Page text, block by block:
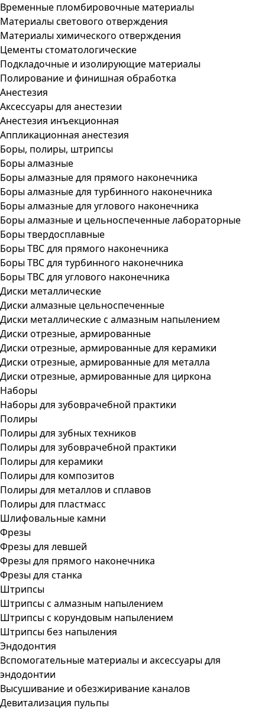
Временные пломбировочные материалы
Материалы светового отверждения
Материалы химического отверждения
Цементы стоматологические
Подкладочные и изолирующие материалы
Полирование и финишная обработка
Анестезия
Аксессуары для анестезии
Анестезия инъекционная
Аппликационная анестезия
Боры, полиры, штрипсы
Боры алмазные
Боры алмазные для прямого наконечника
Боры алмазные для турбинного наконечника
Боры алмазные для углового наконечника
Боры алмазные и цельноспеченные лабораторные
Боры твердосплавные
Боры ТВС для прямого наконечника
Боры ТВС для турбинного наконечника
Боры ТВС для углового наконечника
Диски металлические
Диски алмазные цельноспеченные
Диски металлические с алмазным напылением
Диски отрезные, армированные
Диски отрезные, армированные для керамики
Диски отрезные, армированные для металла
Диски отрезные, армированные для циркона
Наборы
Наборы для зубоврачебной практики
Полиры
Полиры для зубных техников
Полиры для зубоврачебной практики
Полиры для керамики
Полиры для композитов
Полиры для металлов и сплавов
Полиры для пластмасс
Шлифовальные камни
Фрезы
Фрезы для левшей
Фрезы для прямого наконечника
Фрезы для станка
Штрипсы
Штрипсы c алмазным напылением
Штрипсы c корундовым напылением
Штрипсы без напыления
Эндодонтия
Вспомогательные материалы и аксессуары для
эндодонтии
Высушивание и обезжиривание каналов
Девитализация пульпы